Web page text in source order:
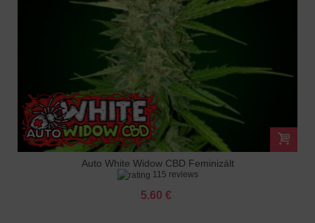
Auto White Widow CBD Feminizált
115 reviews
5.60 €